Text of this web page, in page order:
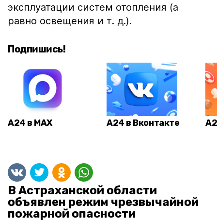
эксплуатации систем отопления (а
равно освещения и т. д.).
Подпишись!
А24 в MAX А24 в Вконтакте
В Астраханской области
объявлен режим чрезвычайной
пожарной опасности